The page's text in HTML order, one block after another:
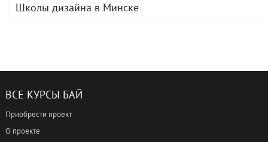
Школы дизайна в Минске
ВСЕ КУРСЫ БАЙ
Приобрести проект
О проекте